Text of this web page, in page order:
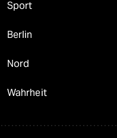
Sport
Berlin
Nord
Wahrheit